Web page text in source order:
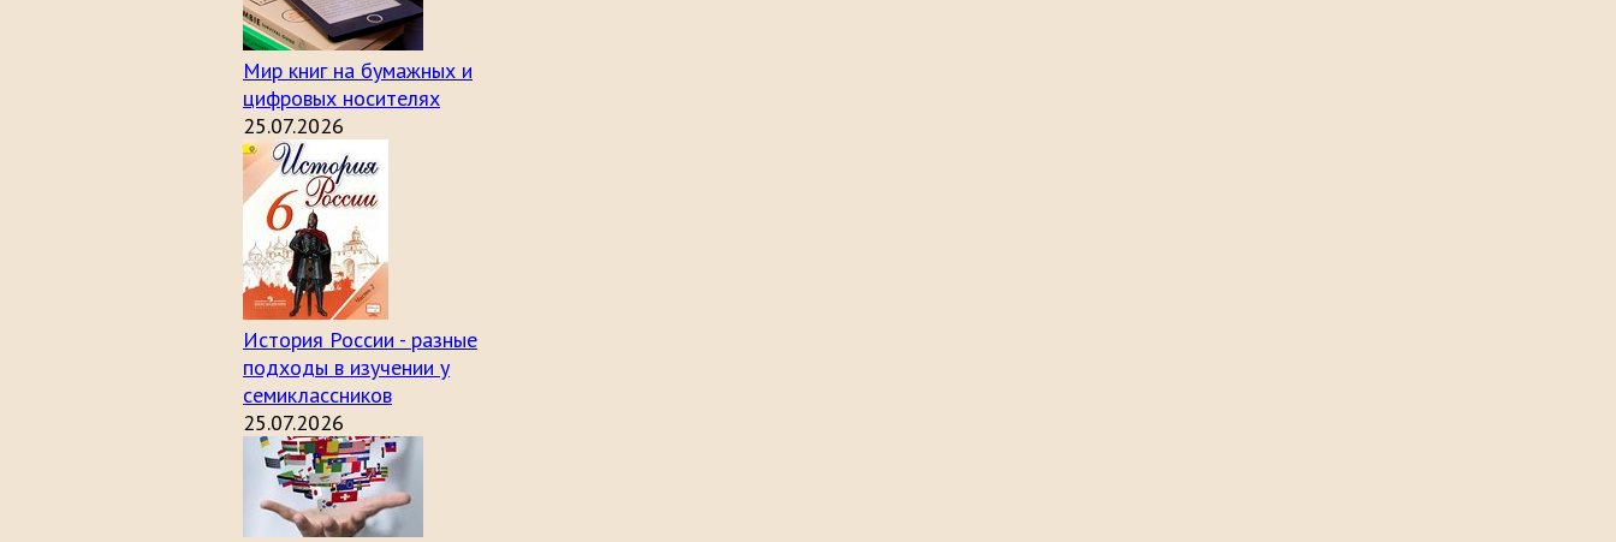
Мир книг на бумажных и
цифровых носителях
25.07.2026
История России - разные
подходы в изучении у
семиклассников
25.07.2026